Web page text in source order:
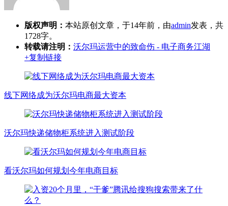
版权声明： 本站原创文章，于14年前，由admin发表，共
1728字。
转载请注明： 沃尔玛运营中的致命伤 - 电子商务江湖
+复制链接
线下网络成为沃尔玛电商最大资本
沃尔玛快递储物柜系统进入测试阶段
看沃尔玛如何规划今年电商目标